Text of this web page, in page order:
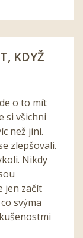
KDYŽ
o to mít
si všichni
než jiní.
zlepšovali.
Nikdy
jen začít
svýma